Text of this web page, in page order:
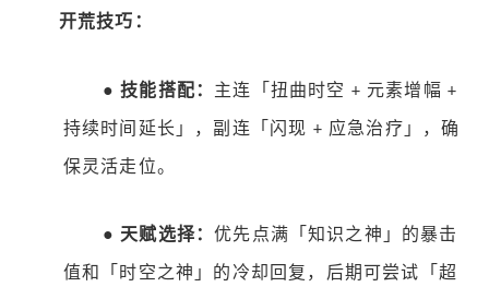
开荒技巧：
● 技能搭配： 主连「扭曲时空 + 元素增幅+
持续时间延长」，副连「闪现 + 应急治疗」，确
保灵活走位。
● 天赋选择：优先点满「知识之神」的暴击
值和「时空之神」的冷却回复，后期可尝试「超